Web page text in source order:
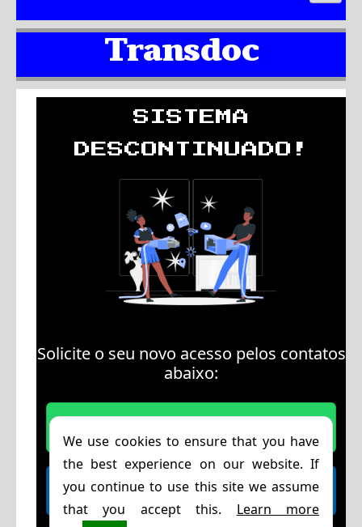
HOME
SERVIÇOS
CONTATO
ÁREA DO CLIENTEárea do administrador
Transdoc